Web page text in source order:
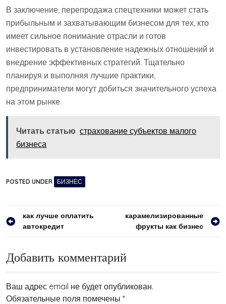
В заключение, перепродажа спецтехники может стать
прибыльным и захватывающим бизнесом для тех, кто
имеет сильное понимание отрасли и готов
инвестировать в установление надежных отношений и
внедрение эффективных стратегий. Тщательно
планируя и выполняя лучшие практики,
предприниматели могут добиться значительного успеха
на этом рынке.
Читать статью страхование субъектов малого
бизнеса
POSTED UNDER БИЗНЕС
Навигация
как лучше оплатить
автокредит
карамелизированные
фрукты как бизнес
Добавить комментарий
Ваш адрес email не будет опубликован.
Обязательные поля помечены *